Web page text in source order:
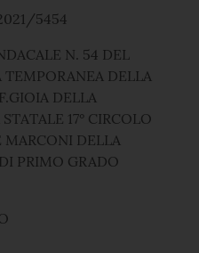
5454
N. 54 DEL
DELLA
DELLA
17° CIRCOLO
MARCONI DELLA
PRIMO GRADO